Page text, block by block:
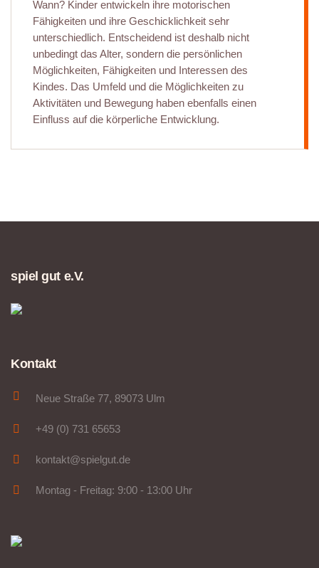
Wann? Kinder entwickeln ihre motorischen
Fähigkeiten und ihre Geschicklichkeit sehr
unterschiedlich. Entscheidend ist deshalb nicht
unbedingt das Alter, sondern die persönlichen
Möglichkeiten, Fähigkeiten und Interessen des
Kindes. Das Umfeld und die Möglichkeiten zu
Aktivitäten und Bewegung haben ebenfalls einen
Einfluss auf die körperliche Entwicklung.
spiel gut e.V.
Kontakt
Neue Straße 77, 89073 Ulm
+49 (0) 731 65653
kontakt@spielgut.de
Montag - Freitag: 9:00 - 13:00 Uhr